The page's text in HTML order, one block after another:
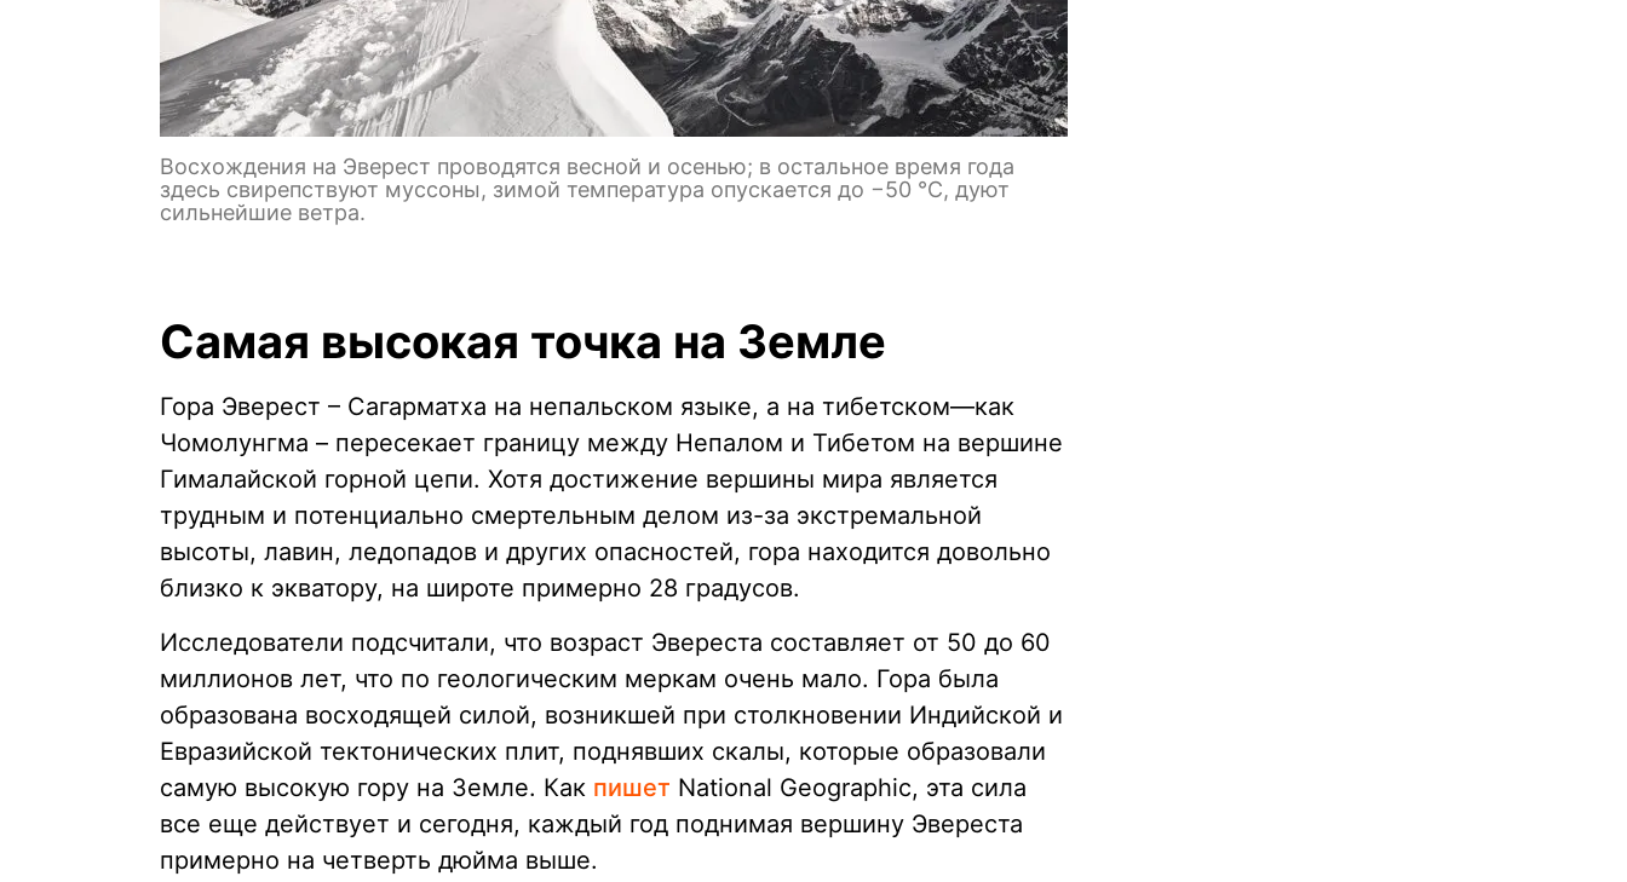
Восхождения на Эверест проводятся весной и осенью; в остальное время года
здесь свирепствуют муссоны, зимой температура опускается до −50 °C, дуют
сильнейшие ветра.
Самая высокая точка на Земле
Гора Эверест – Сагарматха на непальском языке, а на тибетском—как
Чомолунгма – пересекает границу между Непалом и Тибетом на вершине
Гималайской горной цепи. Хотя достижение вершины мира является
трудным и потенциально смертельным делом из-за экстремальной
высоты, лавин, ледопадов и других опасностей, гора находится довольно
близко к экватору, на широте примерно 28 градусов.
Исследователи подсчитали, что возраст Эвереста составляет от 50 до 60
миллионов лет, что по геологическим меркам очень мало. Гора была
образована восходящей силой, возникшей при столкновении Индийской и
Евразийской тектонических плит, поднявших скалы, которые образовали
самую высокую гору на Земле. Как пишет National Geographic, эта сила
все еще действует и сегодня, каждый год поднимая вершину Эвереста
примерно на четверть дюйма выше.